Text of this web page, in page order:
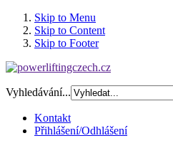
Skip to Menu
Skip to Content
Skip to Footer
Vyhledávání...
Kontakt
Přihlášení/Odhlášení